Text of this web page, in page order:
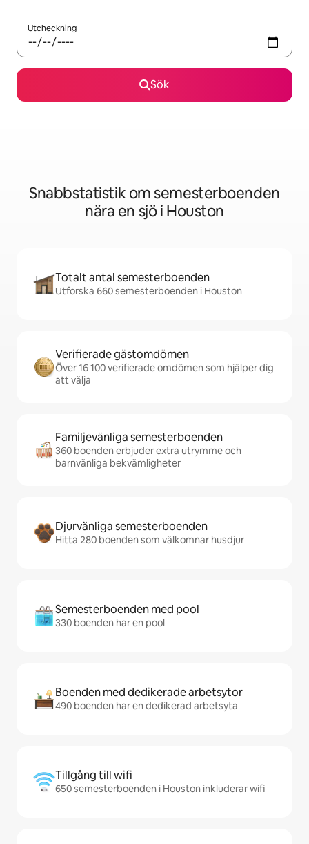
Utcheckning
Sök
Snabbstatistik om semesterboenden
nära en sjö i Houston
Totalt antal semesterboenden
Utforska 660 semesterboenden i Houston
Verifierade gästomdömen
Över 16 100 verifierade omdömen som hjälper dig
att välja
Familjevänliga semesterboenden
360 boenden erbjuder extra utrymme och
barnvänliga bekvämligheter
Djurvänliga semesterboenden
Hitta 280 boenden som välkomnar husdjur
Semesterboenden med pool
330 boenden har en pool
Boenden med dedikerade arbetsytor
490 boenden har en dedikerad arbetsyta
Tillgång till wifi
650 semesterboenden i Houston inkluderar wifi